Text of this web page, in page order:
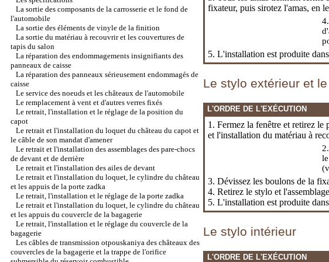
La sortie des composants de la carrosserie et le fond de
l'automobile
La sortie des éléments de vinyle de la finition
La sortie du matériau à recouvrir et les couvertures de
tapis du salon
La réparation des endommagements insignifiants des
panneaux de caisse
La réparation des panneaux sérieusement endommagés de
caisse
Le service des noeuds et les châteaux de l'automobile
Le remplacement à vent et d'autres verres fixés
Le retrait, l'installation et le réglage de la position du
capot
Le retrait et l'installation du loquet du château du capot et
le câble de son mandat d'amener
Le retrait et l'installation des assemblages des pare-chocs
de devant et de derrière
Le retrait et l'installation des ailes de devant
Le retrait et l'installation du loquet, le cylindre du château
et les appuis de la porte zadka
Le retrait, l'installation et le réglage de la porte zadka
Le retrait et l'installation du loquet, le cylindre du château
et les appuis du couvercle de la bagagerie
Le retrait, l'installation et le réglage du couvercle de la
bagagerie
Les câbles de transmission otpouskaniya des châteaux des
couvercles de la bagagerie et la trappe de l'orifice
fixateur, puis sirotez l'amas, en
5. L'installation est produite
Le stylo extérieur et
L'ORDRE DE L'EXÉCUTION
1. Fermez la fenêtre et retirez le
et l'installation du matériau à
3. Dévissez les boulons de la
4. Retirez le stylo et
5. L'installation est produite
Le stylo intérieur
L'ORDRE DE L'EXÉCUTION